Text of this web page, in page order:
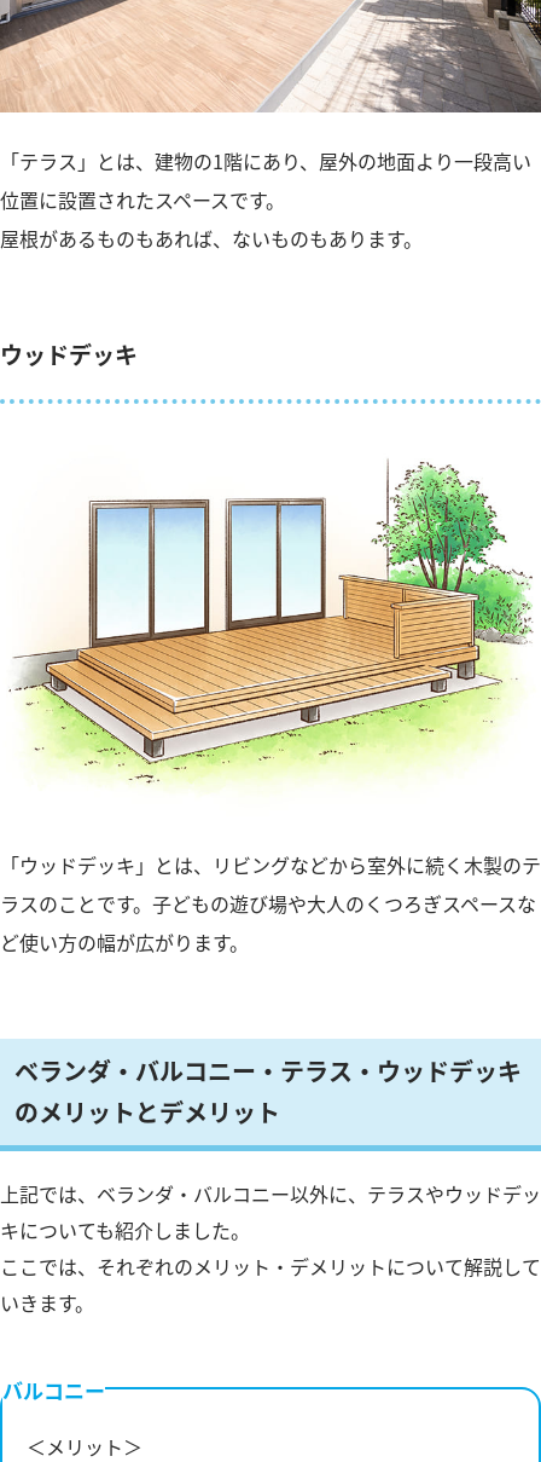
「テラス」とは、建物の1階にあり、屋外の地面より一段高い
位置に設置されたスペースです。
屋根があるものもあれば、ないものもあります。
ウッドデッキ
「ウッドデッキ」とは、リビングなどから室外に続く木製のテ
ラスのことです。子どもの遊び場や大人のくつろぎスペースな
ど使い方の幅が広がります。
ベランダ・バルコニー・テラス・ウッドデッキ
のメリットとデメリット
上記では、ベランダ・バルコニー以外に、テラスやウッドデッ
キについても紹介しました。
ここでは、それぞれのメリット・デメリットについて解説して
いきます。
バルコニー
＜メリット＞